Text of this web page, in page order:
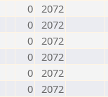
0 2072
0 2072
0 2072
0 2072
0 2072
0 2072